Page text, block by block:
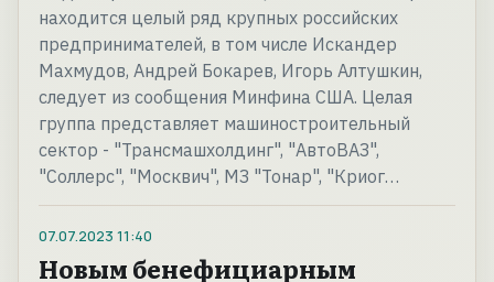
находится целый ряд крупных российских
предпринимателей, в том числе Искандер
Махмудов, Андрей Бокарев, Игорь Алтушкин,
следует из сообщения Минфина США. Целая
группа представляет машиностроительный
сектор - "Трансмашхолдинг", "АвтоВАЗ",
"Соллерс", "Москвич", МЗ "Тонар", "Криог…
07.07.2023 11:40
Новым бенефициарным